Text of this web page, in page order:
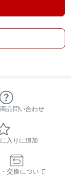
品問い合わせ
入りに追加
交換について